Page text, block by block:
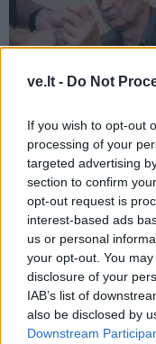
ve.lt - Do Not
If you wish to opt-out
processing of your
targeted advertising
section to confirm
opt-out request is
interest-based ads
us or personal
your opt-out. You
disclosure of your
IAB’s list of
also be disclosed by
Downstream
Kriminalai
byloje į laisvę
vienas įtariamųjų (3)